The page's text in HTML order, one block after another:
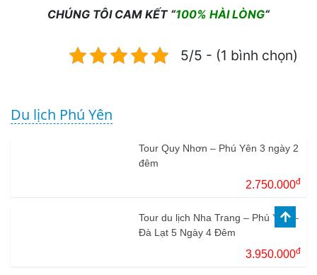
CHÚNG TÔI CAM KẾT “100% HÀI LÒNG“
5/5 - (1 bình chọn)
Du lịch Phú Yên
Tour Quy Nhơn – Phú Yên 3 ngày 2
đêm
2.750.000đ
Tour du lịch Nha Trang – Phú Yên –
Đà Lạt 5 Ngày 4 Đêm
3.950.000đ